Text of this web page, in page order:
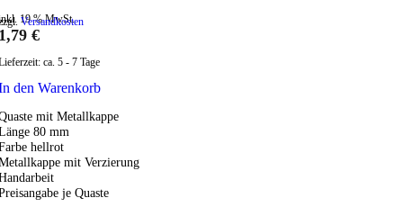
19 % MwSt.
Versandkosten
€
ca. 5 - 7 Tage
den Warenkorb
mit Metallkappe
80 mm
hellrot
mit Verzierung
je Quaste